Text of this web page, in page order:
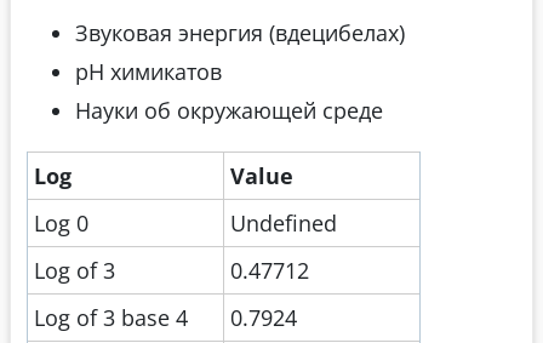
Звуковая энергия (вдецибелах)
pH химикатов
Науки об окружающей среде
Log
Value
Log 0
Undefined
Log of 3
0.47712
Log of 3 base 4
0.7924